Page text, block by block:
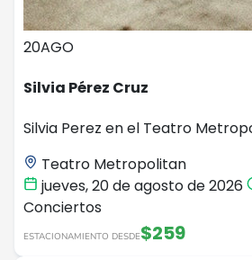
20AGO
Silvia Pérez Cruz
Silvia Perez en el Teatro
Teatro Metropolitan
jueves, 20 de agosto de 2026
Conciertos
ESTACIONAMIENTO DESDE$259